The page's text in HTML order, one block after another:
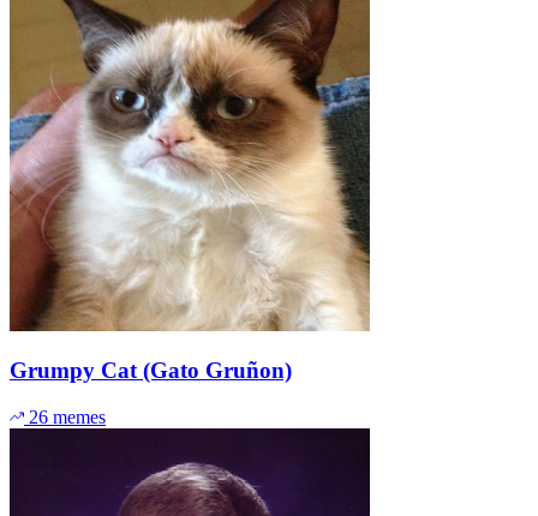
Grumpy Cat (Gato Gruñon)
26 memes